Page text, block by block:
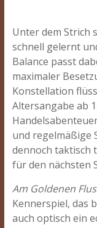
Unter dem Strich
schnell gelernt
Balance passt
maximaler
Konstellation
Altersangabe ab
und regelmäßige
dennoch taktisch
für den nächsten
Am Goldenen
Kennerspiel, das
auch optisch ein